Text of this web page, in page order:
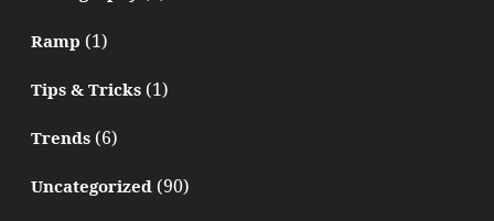
Ramp (1)
Tips & Tricks(1)
Trends(6)
Uncategorized(90)